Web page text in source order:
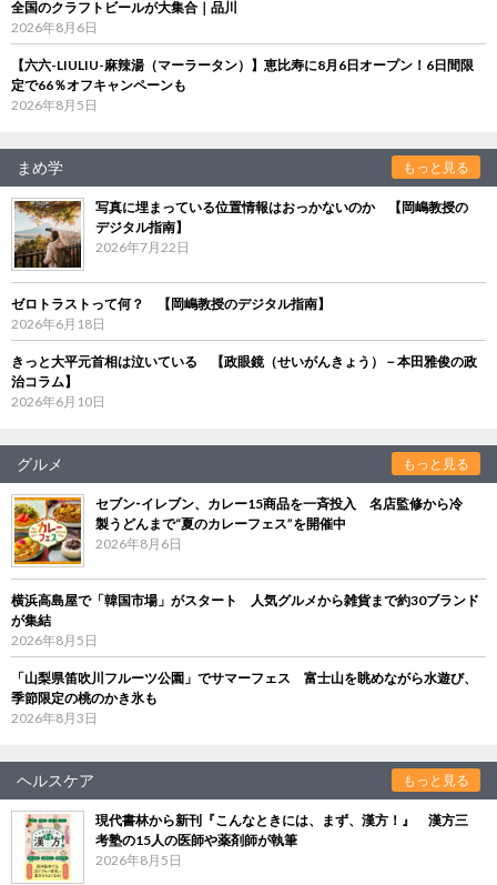
全国のクラフトビールが大集合｜品川
2026年8月6日
【六六-LIULIU-麻辣湯（マーラータン）】恵比寿に8月6日オープン！6日間限
定で66％オフキャンペーンも
2026年8月5日
まめ学 もっと見る
写真に埋まっている位置情報はおっかないのか 【岡嶋教授の
デジタル指南】
2026年7月22日
ゼロトラストって何？ 【岡嶋教授のデジタル指南】
2026年6月18日
きっと大平元首相は泣いている 【政眼鏡（せいがんきょう）－本田雅俊の政
治コラム】
2026年6月10日
グルメ もっと見る
セブン‐イレブン、カレー15商品を一斉投入 名店監修から冷
製うどんまで“夏のカレーフェス”を開催中
2026年8月6日
横浜高島屋で「韓国市場」がスタート 人気グルメから雑貨まで約30ブランド
が集結
2026年8月5日
「山梨県笛吹川フルーツ公園」でサマーフェス 富士山を眺めながら水遊び、
季節限定の桃のかき氷も
2026年8月3日
ヘルスケア もっと見る
現代書林から新刊『こんなときには、まず、漢方！』 漢方三
考塾の15人の医師や薬剤師が執筆
2026年8月5日